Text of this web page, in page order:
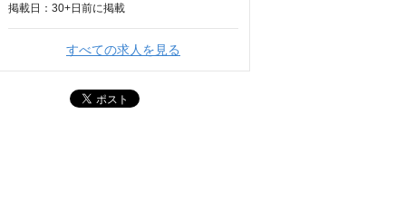
掲載日： 30+日 前に掲載
すべての求人を見る